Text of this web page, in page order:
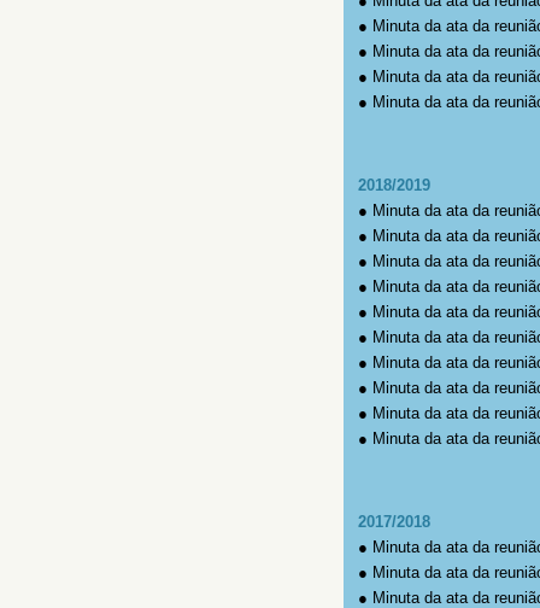
● Minuta da ata da
● Minuta da ata da
● Minuta da ata da
● Minuta da ata da
2018/2019
● Minuta da ata da
● Minuta da ata da
● Minuta da ata da
● Minuta da ata da
● Minuta da ata da
● Minuta da ata da
● Minuta da ata da
● Minuta da ata da
● Minuta da ata da
● Minuta da ata da
2017/2018
● Minuta da ata da
● Minuta da ata da
● Minuta da ata da